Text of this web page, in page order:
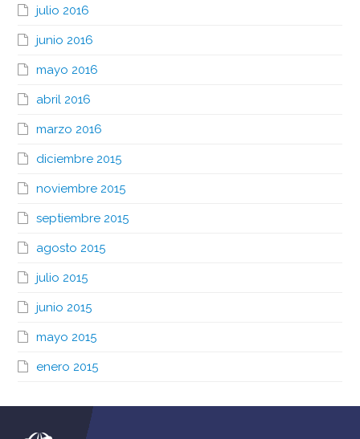
julio 2016
junio 2016
mayo 2016
abril 2016
marzo 2016
diciembre 2015
noviembre 2015
septiembre 2015
agosto 2015
julio 2015
junio 2015
mayo 2015
enero 2015